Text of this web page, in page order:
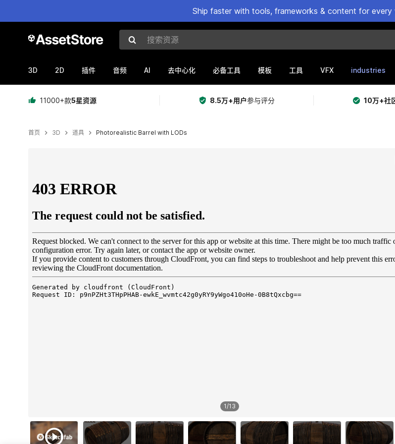
Ship faster with tools, frameworks & content for
搜索资源
3D 2D 插件 音频 AI 去中心化 必备工具 模板 工具 VFX industries
11000+款5星资源 8.5万+用户参与评分 10万+社
首页 3D 道具 Photorealistic Barrel with LODs
1/13